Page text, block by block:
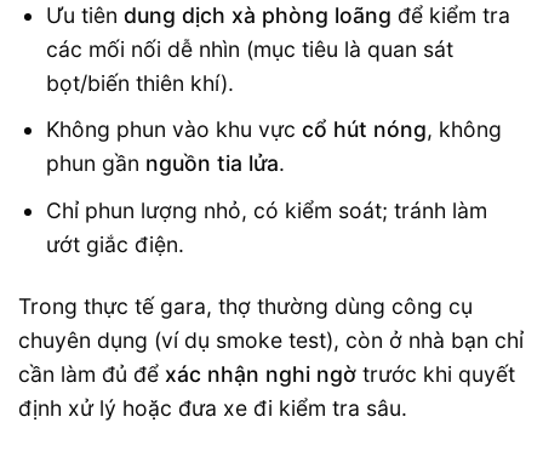
Ưu tiên dung dịch xà phòng loãng để kiểm tra
các mối nối dễ nhìn (mục tiêu là quan sát
bọt/biến thiên khí).
Không phun vào khu vực cổ hút nóng, không
phun gần nguồn tia lửa.
Chỉ phun lượng nhỏ, có kiểm soát; tránh làm
ướt giắc điện.
Trong thực tế gara, thợ thường dùng công cụ
chuyên dụng (ví dụ smoke test), còn ở nhà bạn chỉ
cần làm đủ để xác nhận nghi ngờ trước khi quyết
định xử lý hoặc đưa xe đi kiểm tra sâu.